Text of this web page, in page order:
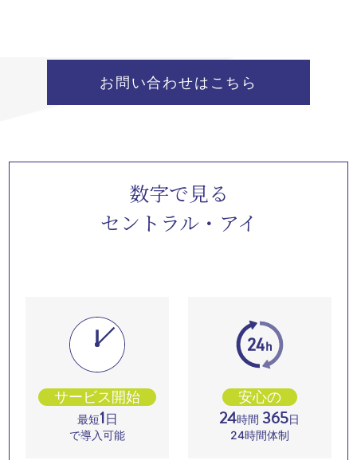
お問い合わせはこちら
数字で見る
セントラル・アイ
サービス開始
最短 1日
で導入可能
安心の
24時間 365日
24時間体制